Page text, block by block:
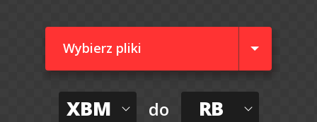
Wybierz pliki
XBM do RB